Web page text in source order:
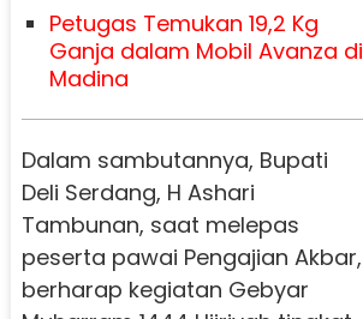
Petugas Temukan 19,2 Kg
Ganja dalam Mobil Avanza di
Madina
Dalam sambutannya, Bupati
Deli Serdang, H Ashari
Tambunan, saat melepas
peserta pawai Pengajian Akbar,
berharap kegiatan Gebyar